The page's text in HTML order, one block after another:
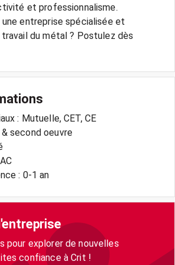
et professionnalisme.
une entreprise spécialisée et
du métal ? Postulez dès
: Mutuelle, CET, CE
second oeuvre
: 0-1 an
pour explorer de nouvelles
confiance à Crit !